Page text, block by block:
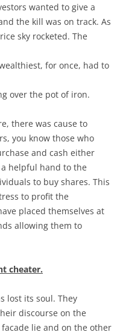
wanted to give a
the kill was on track. As
sky rocketed. The
for once, had to
over the pot of iron.
there was cause to
you know those who
and cash either
helpful hand to the
to buy shares. This
to profit the
placed themselves at
allowing them to
cheater.
lost its soul. They
discourse on the
lie and on the other